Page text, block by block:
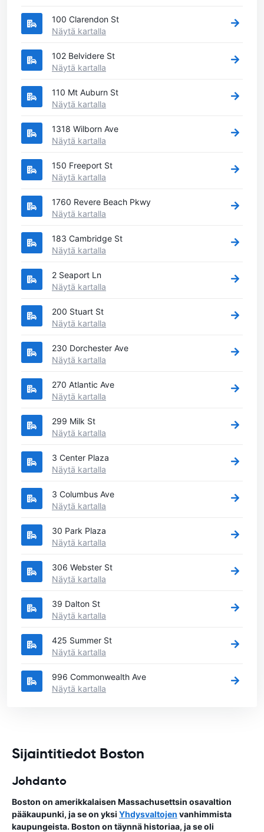
100 Clarendon St
Näytä kartalla
102 Belvidere St
Näytä kartalla
110 Mt Auburn St
Näytä kartalla
1318 Wilborn Ave
Näytä kartalla
150 Freeport St
Näytä kartalla
1760 Revere Beach Pkwy
Näytä kartalla
183 Cambridge St
Näytä kartalla
2 Seaport Ln
Näytä kartalla
200 Stuart St
Näytä kartalla
230 Dorchester Ave
Näytä kartalla
270 Atlantic Ave
Näytä kartalla
299 Milk St
Näytä kartalla
3 Center Plaza
Näytä kartalla
3 Columbus Ave
Näytä kartalla
30 Park Plaza
Näytä kartalla
306 Webster St
Näytä kartalla
39 Dalton St
Näytä kartalla
425 Summer St
Näytä kartalla
996 Commonwealth Ave
Näytä kartalla
Sijaintitiedot Boston
Johdanto
Boston on amerikkalaisen Massachusettsin osavaltion
pääkaupunki, ja se on yksi Yhdysvaltojen vanhimmista
kaupungeista. Boston on täynnä historiaa, ja se oli